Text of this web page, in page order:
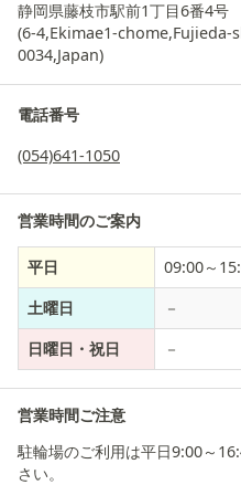
静岡県藤枝市駅前1丁目6番4号
(6-4,Ekimae1-chome,Fujieda-
0034,Japan)
電話番号
(054)641-1050
営業時間のご案内
平日
09:00～
土曜日
－
日曜日・祝日
－
営業時間ご注意
駐輪場のご利用は平日9:00～
さい。